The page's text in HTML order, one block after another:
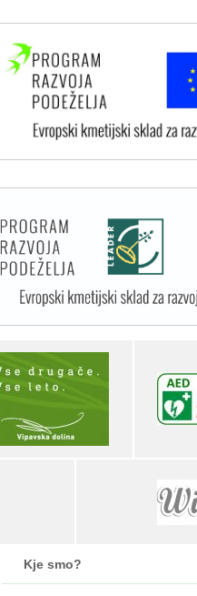
Kje smo?